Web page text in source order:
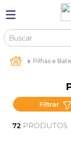
Buscar
Pilhas e
Filtrar
72 PRODUTOS